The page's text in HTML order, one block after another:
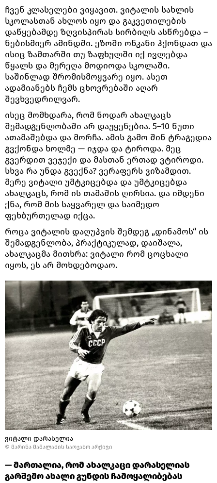
ჩვენ კლასელები ვიყავით. ვიტალის სახლის
სკოლასთან ახლოს იყო და გაკვეთილების
დაწყებამდე ზღვისპირას სირბილს ასწრებდა –
ნებისმიერ ამინდში. ეზოში ონკანი ჰქონდათ და
ისიც ზამთარში თუ ზაფხულში იქ ივლებდა
წყალს და მერეღა მოდიოდა სკოლაში.
საშინლად შრომისმოყვარე იყო. ასეთ
ადამიანებს ჩემს ცხოვრებაში აღარ
შევხვედრილვარ.
ისეც მომხდარა, რომ ნოდარ ახალკაცს
შემადგენლობაში არ დაუყენებია. 5–10 წუთი
ათამაშებდა და მორჩა. ამის გამო შინ ტრაგედია
გვქონდა ხოლმე — იჯდა და ტიროდა. მეც
გვერდით ვეჯექი და მასთან ერთად ვტიროდი.
სხვა რა უნდა გვექნა? ვერაფერს ვიზამდით.
მერე ვიტალი უმტკიცებდა და უმტკიცებდა
ახალკაცს, რომ ის თამაშის ღირსია. და იმდენი
ქნა, რომ მის საყვარელ და საიმედო
ფეხბურთელად იქცა.
როცა ვიტალის დაღუპვის შემდეგ „დინამოს“ ის
შემადგენლობა, პრაქტიკულად, დაიშალა,
ახალკაცმა მითხრა: ვიტალი რომ ცოცხალი
იყოს, ეს არ მოხდებოდაო.
ვიტალი დარასელია
© მარინა მამალაძის საოჯახო არქივი
— მართალია, რომ ახალკაცი დარასელიას
გარშემო ახალი გუნდის ჩამოყალიბებას